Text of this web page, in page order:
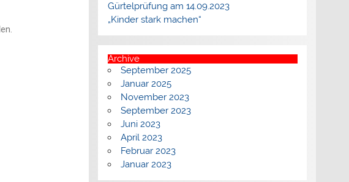
Gürtelprüfung am 14.09.2023
„Kinder stark machen“
Archive
September 2025
Januar 2025
November 2023
September 2023
Juni 2023
April 2023
Februar 2023
Januar 2023